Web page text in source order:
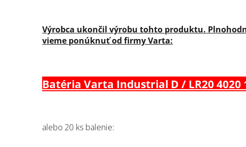
Výrobca ukončil výrobu tohto produktu.
vieme ponúknuť od firmy Varta:
Batéria Varta Industrial D / LR20 4020
alebo 20 ks balenie: